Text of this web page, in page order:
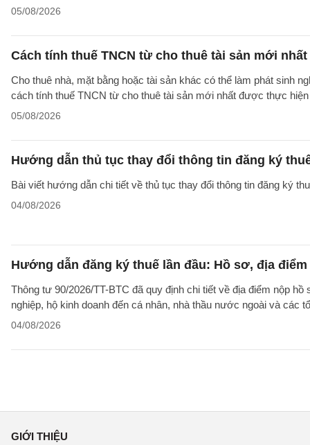
05/08/2026
Cách tính thuế TNCN từ cho thuê tài sản mới nhất
Cho thuê nhà, mặt bằng hoặc tài sản khác có thể làm phát sinh
cách tính thuế TNCN từ cho thuê tài sản mới nhất được thực
05/08/2026
Hướng dẫn thủ tục thay đổi thông tin đăng ký
Bài viết hướng dẫn chi tiết về thủ tục thay đổi thông tin đăng ký
04/08/2026
Hướng dẫn đăng ký thuế lần đầu: Hồ sơ, địa
Thông tư 90/2026/TT-BTC đã quy định chi tiết về địa điểm nộp
nghiệp, hộ kinh doanh đến cá nhân, nhà thầu nước ngoài và các
04/08/2026
GIỚI THIỆU